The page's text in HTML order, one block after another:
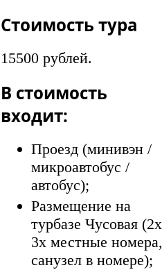
Стоимость тура
15500 рублей.
В стоимость
входит:
Проезд (минивэн /
микроавтобус /
автобус);
Размещение на
турбазе Чусовая
3х местные номера,
санузел в номере);